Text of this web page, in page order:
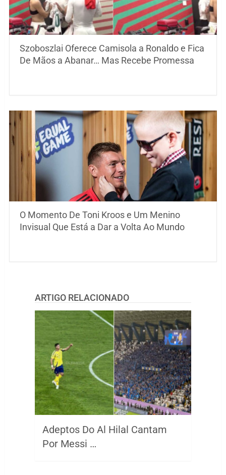
Szoboszlai Oferece Camisola a Ronaldo e Fica
De Mãos a Abanar… Mas Recebe Promessa
O Momento De Toni Kroos e Um Menino
Invisual Que Está a Dar a Volta Ao Mundo
ARTIGO RELACIONADO
Adeptos Do Al Hilal Cantam
Por Messi …